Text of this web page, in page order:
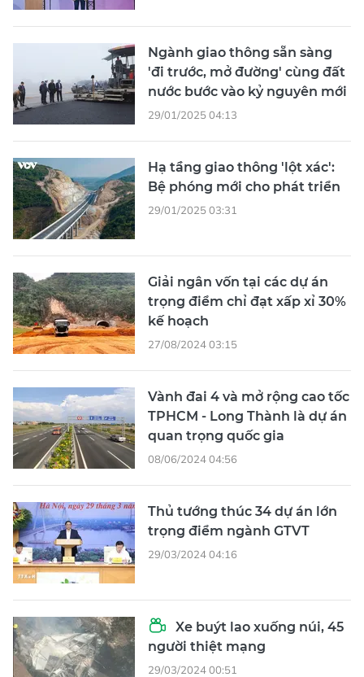
Ngành giao thông sẵn sàng
'đi trước, mở đường' cùng đất
nước bước vào kỷ nguyên mới
29/01/2025 04:13
Hạ tầng giao thông 'lột xác':
Bệ phóng mới cho phát triển
29/01/2025 03:31
Giải ngân vốn tại các dự án
trọng điểm chỉ đạt xấp xỉ 30%
kế hoạch
27/08/2024 03:15
Vành đai 4 và mở rộng cao tốc
TPHCM - Long Thành là dự án
quan trọng quốc gia
08/06/2024 04:56
Thủ tướng thúc 34 dự án lớn
trọng điểm ngành GTVT
29/03/2024 04:16
Xe buýt lao xuống núi, 45
người thiệt mạng
29/03/2024 00:51